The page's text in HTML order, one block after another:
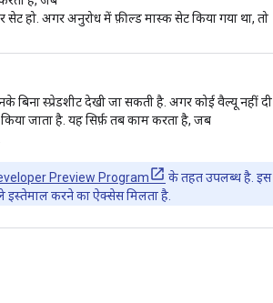
सेट हो. अगर अनुरोध में फ़ील्ड मास्क सेट किया गया था, तो
बिना स्प्रेडशीट देखी जा सकती है. अगर कोई वैल्यू नहीं दी
जाता है. यह सिर्फ़ तब काम करता है, जब
Preview Program
के तहत उपलब्ध है. इस
इस्तेमाल करने का ऐक्सेस मिलता है.